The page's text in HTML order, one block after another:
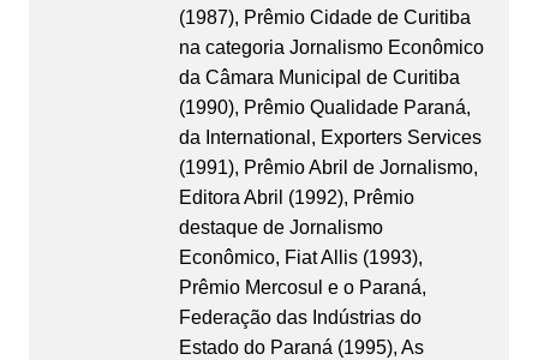
(1987), Prêmio Cidade de Curitiba
na categoria Jornalismo Econômico
da Câmara Municipal de Curitiba
(1990), Prêmio Qualidade Paraná,
da International, Exporters Services
(1991), Prêmio Abril de Jornalismo,
Editora Abril (1992), Prêmio
destaque de Jornalismo
Econômico, Fiat Allis (1993),
Prêmio Mercosul e o Paraná,
Federação das Indústrias do
Estado do Paraná (1995), As